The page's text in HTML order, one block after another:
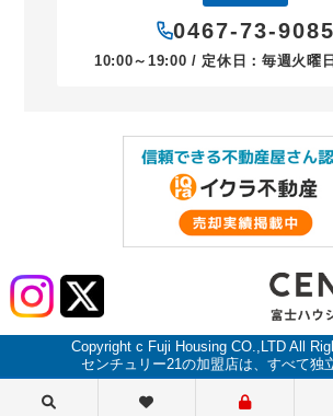
0467-73-9085
10:00～19:00 / 定休日：毎週火曜
Copyright c Fuji Housing CO.,LTD All
センチュリー21の加盟店は、すべて独